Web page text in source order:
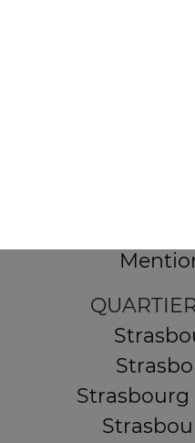
Strasbourg